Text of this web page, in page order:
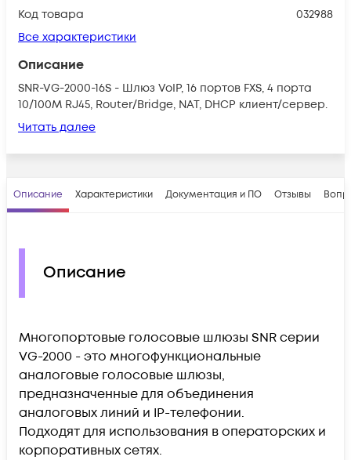
Код товара
032988
Все характеристики
Описание
SNR-VG-2000-16S - Шлюз VoIP, 16 портов FXS, 4 порта
10/100M RJ45, Router/Bridge, NAT, DHCP клиент/сервер.
Читать далее
Описание Характеристики Документация и ПО Отзывы
Описание
Многопортовые голосовые шлюзы SNR серии
VG-2000 - это многофункциональные
аналоговые голосовые шлюзы,
предназначенные для объединения
аналоговых линий и IP-телефонии.
Подходят для использования в операторских и
корпоративных сетях.